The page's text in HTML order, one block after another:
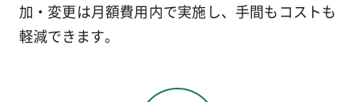
加・変更は月額費用内で実施し、手間もコストも
軽減できます。